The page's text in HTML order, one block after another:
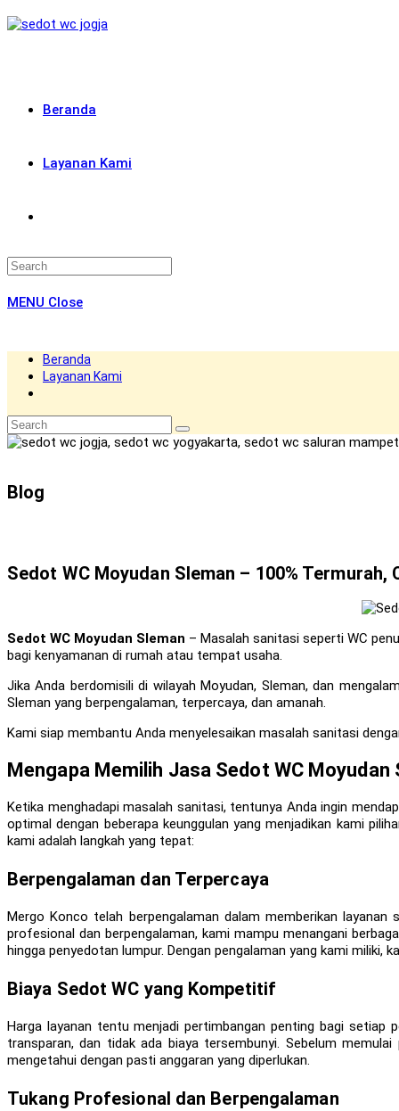
Skip
to
Beranda
Layanan Kami
website
MENU Close
Beranda
Layanan Kami
search
Blog
Sedot WC Moyudan Sleman – 100% Termurah,
Sedot WC Moyudan Sleman – Masalah sanitasi seperti WC
bagi kenyamanan di rumah atau tempat usaha.
Jika Anda berdomisili di wilayah Moyudan, Sleman, dan
Sleman yang berpengalaman, terpercaya, dan amanah.
Kami siap membantu Anda menyelesaikan masalah sanitasi
Mengapa Memilih Jasa Sedot WC
Ketika menghadapi masalah sanitasi, tentunya Anda ingin
optimal dengan beberapa keunggulan yang menjadikan kami
kami adalah langkah yang tepat:
Berpengalaman dan Terpercaya
Mergo Konco telah berpengalaman dalam memberikan
profesional dan berpengalaman, kami mampu menangani
hingga penyedotan lumpur. Dengan pengalaman yang kami
Biaya Sedot WC yang Kompetitif
Harga layanan tentu menjadi pertimbangan penting bagi setiap
transparan, dan tidak ada biaya tersembunyi. Sebelum
mengetahui dengan pasti anggaran yang diperlukan.
Tukang Profesional dan Berpengalaman